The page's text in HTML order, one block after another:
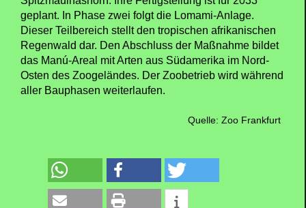
geplant. In Phase zwei folgt die Lomami-Anlage.
Dieser Teilbereich stellt den tropischen afrikanischen
Regenwald dar. Den Abschluss der Maßnahme bildet
das Manú-Areal mit Arten aus Südamerika im Nord-
Osten des Zoogeländes. Der Zoobetrieb wird während
aller Bauphasen weiterlaufen.
Quelle: Zoo Frankfurt